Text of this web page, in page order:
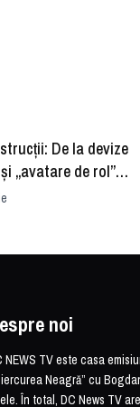
De la devize
„avatare de rol”.
industriei
noi
NEWS TV este casa
Neagră” cu
În total, DC News TV